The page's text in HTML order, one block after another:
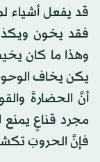
قد يفعل أشياء
فقد يخون
وهذا ما كان
يكن يخاف
أنَّ الحضارةَ
مجرد قناعٍ يمنع
فإنَّ الحروبَ